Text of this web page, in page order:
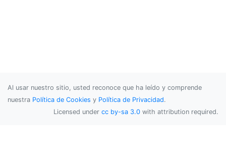
Al usar nuestro sitio, usted reconoce que ha leído y comprende
nuestra Política de Cookies y Política de Privacidad.
Licensed under cc by-sa 3.0 with attribution required.